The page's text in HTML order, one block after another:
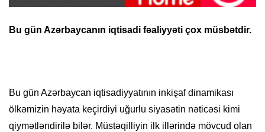
Bu gün Azərbaycanın iqtisadi fəaliyyəti çox müsbətdir.
Bu gün Azərbaycan iqtisadiyyatının inkişaf dinamikası
ölkəmizin həyata keçirdiyi uğurlu siyasətin nəticəsi kimi
qiymətləndirilə bilər. Müstəqilliyin ilk illərində mövcud olan